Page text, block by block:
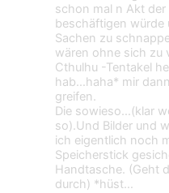
schon mal n Akt
beschäftigen würde
Sachen zu
wären ohne sich zu
Cthulhu -Tentakel
hab…haha* mir
greifen.
Die sowieso…(klar
so).Und Bilder und
ich eigentlich noch
Speicherstick
Handtasche. (Geht
durch) *hüst…